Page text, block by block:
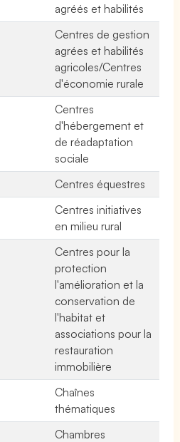
agréés et habilités
Centres de gestion
agrées et habilités
agricoles/Centres
d'économie rurale
Centres
d'hébergement et
de réadaptation
sociale
Centres équestres
Centres initiatives
en milieu rural
Centres pour la
protection
l'amélioration et la
conservation de
l'habitat et
associations pour la
restauration
immobilière
Chaînes
thématiques
Chambres